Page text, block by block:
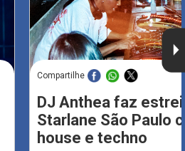
Compartilhe
DJ Anthea faz
Starlane São Paulo
house e techno